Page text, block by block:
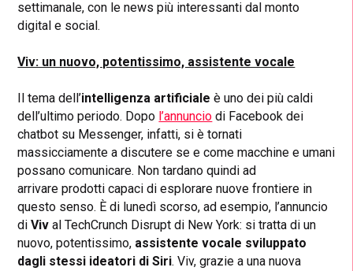
settimanale, con le news più interessanti dal monto
digital e social.
Viv: un nuovo, potentissimo, assistente vocale
Il tema dell’intelligenza artificiale è uno dei più caldi
dell’ultimo periodo. Dopo l’annuncio di Facebook dei
chatbot su Messenger, infatti, si è tornati
massicciamente a discutere se e come macchine e umani
possano comunicare. Non tardano quindi ad
arrivare prodotti capaci di esplorare nuove frontiere in
questo senso. È di lunedì scorso, ad esempio, l’annuncio
diViv al TechCrunch Disrupt di New York: si tratta di un
nuovo, potentissimo, assistente vocale sviluppato
dagli stessi ideatori di Siri. Viv, grazie a una nuova